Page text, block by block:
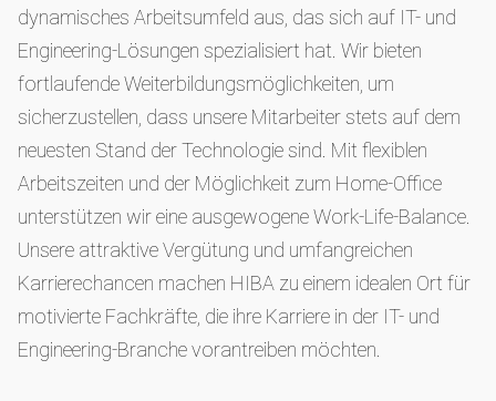
dynamisches Arbeitsumfeld aus, das sich auf IT- und
Engineering-Lösungen spezialisiert hat. Wir bieten
fortlaufende Weiterbildungsmöglichkeiten, um
sicherzustellen, dass unsere Mitarbeiter stets auf dem
neuesten Stand der Technologie sind. Mit flexiblen
Arbeitszeiten und der Möglichkeit zum Home-Office
unterstützen wir eine ausgewogene Work-Life-Balance.
Unsere attraktive Vergütung und umfangreichen
Karrierechancen machen HIBA zu einem idealen Ort für
motivierte Fachkräfte, die ihre Karriere in der IT- und
Engineering-Branche vorantreiben möchten.